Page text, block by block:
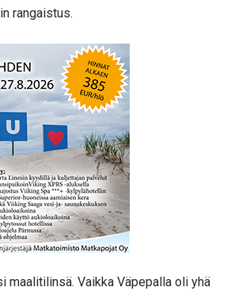
rangaistus.
maalitilinsä. Vaikka Väpepalla oli yhä